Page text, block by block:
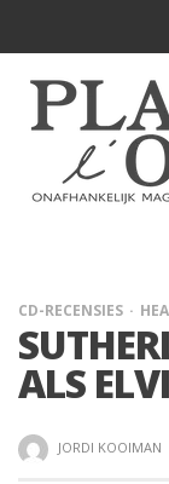
CD-RECENSIES
ALS
JORDI KOOIMAN